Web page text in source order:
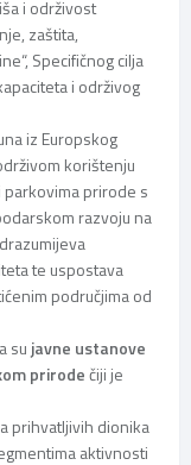
i održivost
zaštita,
Specifičnog cilja
i održivog
iz Europskog
korištenju
prirode s
razvoju na
te uspostava
područjima od
su javne ustanove
prirodečiji je
prihvatljivih dionika
aktivnosti